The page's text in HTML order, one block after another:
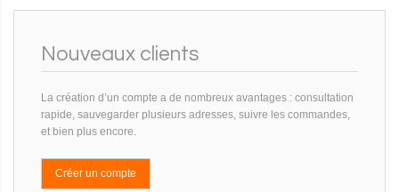
Nouveaux clients
La création d’un compte a de nombreux avantages : consultation
rapide, sauvegarder plusieurs adresses, suivre les commandes,
et bien plus encore.
Créer un compte